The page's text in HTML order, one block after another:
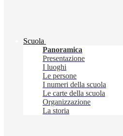
Scuola
Panoramica
Presentazione
I luoghi
Le persone
I numeri della scuola
Le carte della scuola
Organizzazione
La storia